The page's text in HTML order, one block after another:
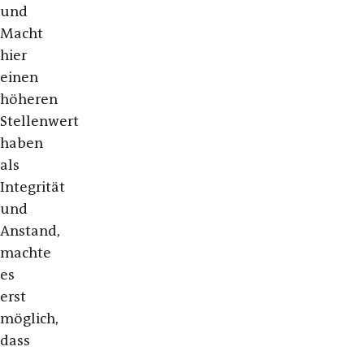
und
Macht
hier
einen
höheren
Stellenwert
haben
als
Integrität
und
Anstand,
machte
es
erst
möglich,
dass